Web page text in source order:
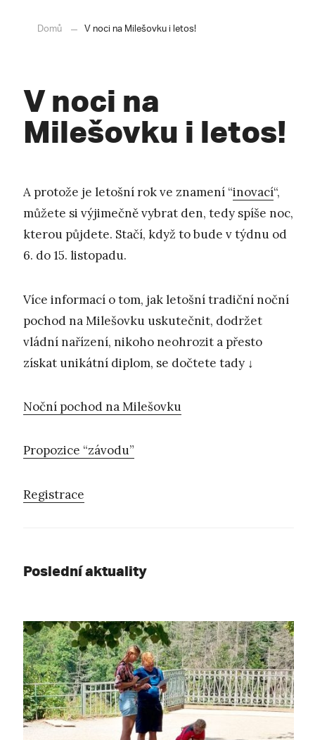
Domů V noci na Milešovku i letos!
V noci na
Milešovku i letos!
A protože je letošní rok ve znamení “inovací“,
můžete si výjimečně vybrat den, tedy spíše noc,
kterou půjdete. Stačí, když to bude v týdnu od
6. do 15. listopadu.
Více informací o tom, jak letošní tradiční noční
pochod na Milešovku uskutečnit, dodržet
vládní nařízení, nikoho neohrozit a přesto
získat unikátní diplom, se dočtete tady ↓
Noční pochod na Milešovku
Propozice “závodu”
Registrace
Poslední aktuality